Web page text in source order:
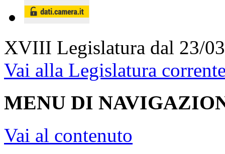
XVIII Legislatura dal 23/
Vai alla Legislatura
MENU DI
Vai al contenuto